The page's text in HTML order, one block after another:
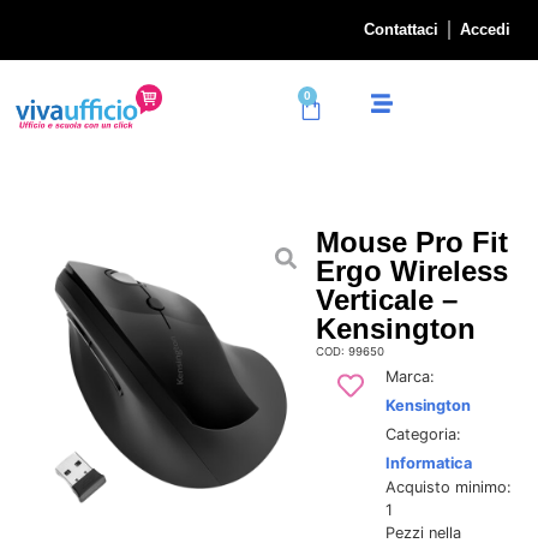
Contattaci Accedi
0
Mouse Pro Fit
Ergo Wireless
Verticale –
Kensington
COD: 99650
Marca:
Kensington
Categoria:
Informatica
Acquisto minimo:
1
Pezzi nella